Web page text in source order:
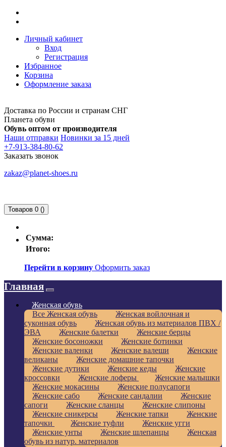
Личный кабинет
Вход
Регистрация
Избранное
Корзина
Оформление заказа
Доставка по России и странам СНГ
Планета обуви
Обувь оптом от производителя
Наши отправки Новинки за 15 дней
+7-913-384-80-62
Заказать звонок
zakaz@planet-shoes.ru
Товаров 0 ()
Сумма:
Итого:
Перейти в корзину Оформить заказ
Главная
Женская обувь
Все Женская обувь
Женская войлочная и
суконная обувь
Женская обувь из материалов ПВХ /
ЭВА
Женские балетки
Женские берцы
Женские босоножки
Женские ботинки
Женские валенки
Женские валеши
Женские
великаны
Женские домашние тапочки
Женские дутики
Женские кеды
Женские
кроссовки
Женские лоферы
Женские малышки
Женские мокасины
Женские полусапоги
Женские сабо
Женские сандалии
Женские
сапоги
Женские сланцы
Женские слипоны
Женские сникерсы
Женские тапки
Женские
тапочки
Женские туфли
Женские угги
Женские унты
Женские шлепанцы
Женская
обувь из натур. материалов